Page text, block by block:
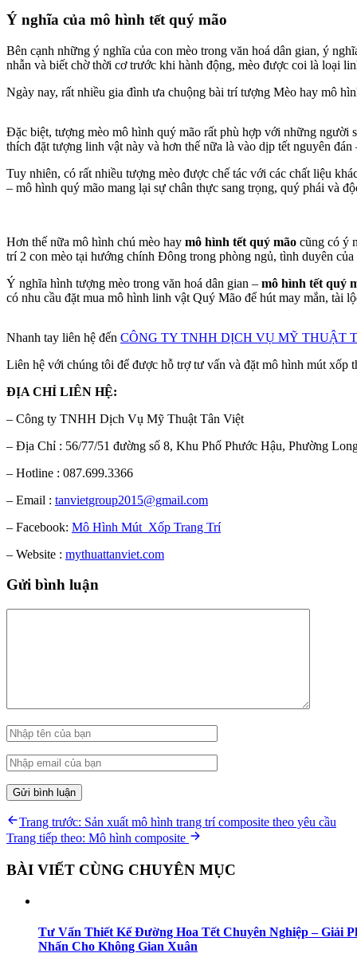
Ý nghĩa của mô hình tết quý mão
Bên cạnh những ý nghĩa của con mèo trong văn hoá dân gian, ý
nhẫn và biết chờ thời cơ trước khi hành động, mèo được coi là loại
Ngày nay, rất nhiều gia đình ưa chuộng bài trí tượng Mèo hay mô
Đặc biệt, tượng mèo mô hình quý mão rất phù hợp với những
thích đặt tượng linh vật này và hơn thế nữa là vào dịp tết nguyên
Tuy nhiên, có rất nhiều tượng mèo được chế tác với các chất liệu
– mô hình quý mão mang lại sự chân thực sang trọng, quý phái và
Hơn thế nữa mô hình chú mèo hay mô hình tết quý mão cũng có ý
trí 2 con mèo tại hướng chính Đông trong phòng ngủ, tình duyên của
Ý nghĩa hình tượng mèo trong văn hoá dân gian – mô hình tết quý
có nhu cầu đặt mua mô hình linh vật Quý Mão để hút may mắn, tài
Nhanh tay liên hệ đến CÔNG TY TNHH DỊCH VỤ MỸ THUẬT
Liên hệ với chúng tôi để được hỗ trợ tư vấn và đặt mô hình mút xốp
ĐỊA CHỈ LIÊN HỆ:
– Công ty TNHH Dịch Vụ Mỹ Thuật Tân Việt
– Địa Chỉ : 56/77/51 đường số 8, Khu Phố Phước Hậu, Phường
– Hotline : 087.699.3366
– Email : tanvietgroup2015@gmail.com
– Facebook: Mô Hình Mút Xốp Trang Trí
– Website : mythuattanviet.com
Gửi bình luận
Điều
hướng
bài
Trang trước: Previous
post:
Sản xuất mô hình trang trí composite theo yêu cầu
Trang tiếp theo: Next
Mô hình composite
BÀI VIẾT CÙNG CHUYÊN MỤC
Tư Vấn Thiết Kế Đường Hoa Tết Chuyên Nghiệp – Giải
Nhấn Cho Không Gian Xuân